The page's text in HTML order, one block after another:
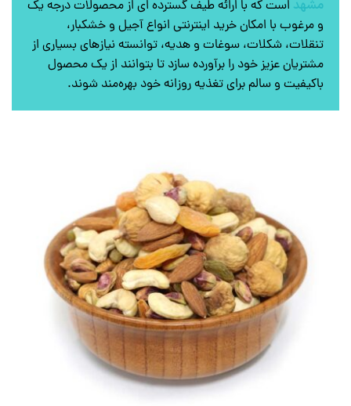
مشهد است که با ارائه طیف گسترده ای از محصولات درجه یک
و مرغوب با امکان خرید اینترنتی انواع آجیل و خشکبار،
تنقلات، شکلات، سوغات و هدیه، توانسته نیازهای بسیاری از
مشتریان عزیز خود را برآورده سازد تا بتوانند از یک محصول
باکیفیت و سالم برای تغذیه روزانه خود بهره‌مند شوند.